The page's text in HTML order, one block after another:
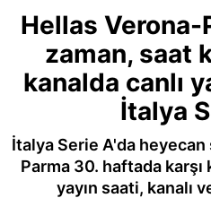
Hellas Verona-
zaman, saat
kanalda canlı
İtalya
İtalya Serie A'da
Parma 30. haftada karşı
yayın saati, kanalı